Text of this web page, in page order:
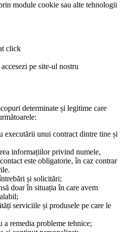
module cookie sau alte tehnologii
click
pe site-ul nostru
determinate și legitime care
executării unui contract dintre tine și
informațiilor privind numele,
este obligatorie, în caz contrar
și solicitări;
doar în situația în care avem
serviciile și produsele pe care le
a remedia probleme tehnice;